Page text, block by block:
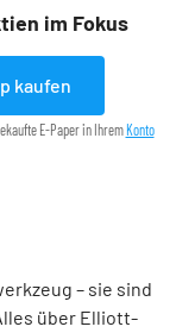
im Fokus
kaufen
E-Paper in Ihrem Konto
– sie sind
über Elliott-